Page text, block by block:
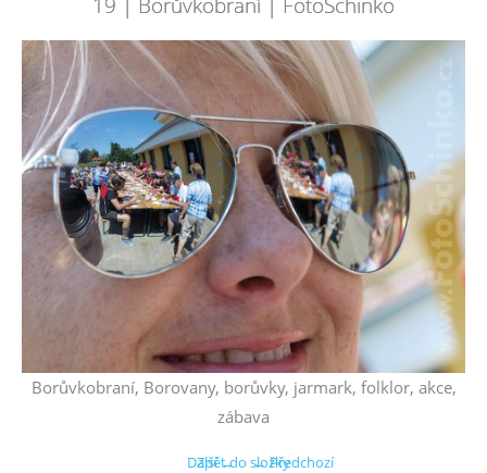
Borůvkobraní, Borovany, borůvky, jarmark, folklor, akce,
zábava
← Předchozí
Další →
Zpět do složky